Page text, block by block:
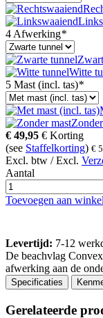
4 Afwerking*
Witte
5 Mast (incl. tas)*
€ 49,95 € Korting
(see Staffelkorting) €
Excl. btw / Excl.
Aantal
Toevoegen aan
Levertijd: 7-12
De beachvlag
afwerking aan de
Specificaties
Gerelateerde